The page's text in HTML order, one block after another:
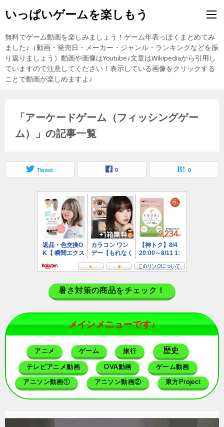
いっぱいゲームを楽しもう
無料でゲーム動画を楽しみましょう！ゲーム年表っぽくまとめてみ
ました♪（動画・発売日・メーカー・ジャンル・ランキングなどを振
り返りましょう）動画や画像はYoutube♪文章はWikipediaから引用し
ていますので注意してください！表示している画像をクリックする
ことで動画が楽しめますよ♪
「アーケードゲーム（フィッシングゲー
ム）」の記事一覧
Tweet 0 0
暑さ対策の商品をチェック！
メインメニューです♪
アニメ ゲーム 旅行 歴史
テレビアニメ動画 OVA動画 ゲーム動画
アニソン動画① アニソン動画② 東方Project